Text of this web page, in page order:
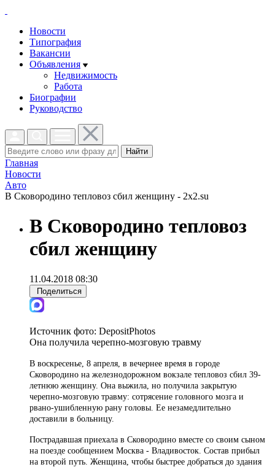
Новости
Типография
Вакансии
Объявления
Недвижимость
Работа
Биографии
Руководство
Найти
Главная
Новости
Авто
В Сковородино тепловоз сбил женщину - 2x2.su
В Сковородино тепловоз
сбил женщину
11.04.2018 08:30
Поделиться
Источник фото: DepositPhotos
Она получила черепно-мозговую травму
В воскресенье, 8 апреля, в вечернее время в городе
Сковородино на железнодорожном вокзале тепловоз сбил 39-
летнюю женщину. Она выжила, но получила закрытую
черепно-мозговую травму: сотрясение головного мозга и
рвано-ушибленную рану головы. Ее незамедлительно
доставили в больницу.
Пострадавшая приехала в Сковородино вместе со своим сыном
на поезде сообщением Москва - Владивосток. Состав прибыл
на второй путь. Женщина, чтобы быстрее добраться до здания